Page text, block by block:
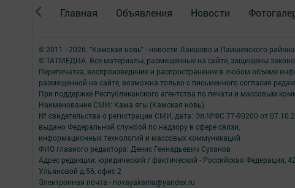
Главная Объявления Новости
© 2011 - 2026. "Камская новь" - новости Лаишево и Лаишевского
© ТАТМЕДИА. Все материалы, размещенные на сайте, защищены
Перепечатка, воспроизведение и распространение в любом объеме
размещенной на сайте, возможна только с письменного согласия
При поддержке Республиканского агентства по печати и массовым
Наименование СМИ: Кама ягы (Камская новь)
№ свидетельства о регистрации СМИ, дата: Эл №ФC 77-90200 от
выдано Федеральной службой по надзору в сфере связи,
информационных технологий и массовых коммуникаций
ФИО главного редактора: Денис Геннадьевич Суханов
Адрес редакции: юридический / фактический - Российская
Ульяновой д.56, офис 2
Электронная почта - novayakama@yandex.ru